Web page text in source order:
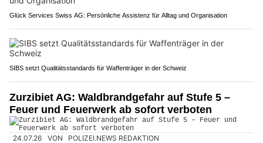
Glück Services Swiss AG: Persönliche Assistenz für Alltag und Organisation
SIBS setzt Qualitätsstandards für Waffenträger in der Schweiz
Zurzibiet AG: Waldbrandgefahr auf Stufe 5 –
Feuer und Feuerwerk ab sofort verboten
24.07.26 VON POLIZEI.NEWS REDAKTION